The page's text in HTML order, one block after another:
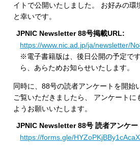
イトで公開いたしました。 お好みの環
と幸いです。
JPNIC Newsletter 88号掲載URL:
https://www.nic.ad.jp/ja/newsletter/
※電子書籍版は、後日公開の予定で
ら、あらためお知らせいたします。
同時に、88号の読者アンケートを開始
ご覧いただきましたら、 アンケートに
ようお願いいたします。
JPNIC Newsletter 88号 読者アンケー
https://forms.gle/